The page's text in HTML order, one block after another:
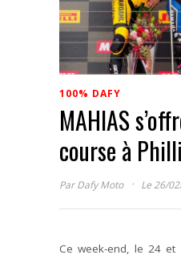
100% DAFY
MAHIAS
course à
ParDafy Moto · Le 26/
Ce week-end, le 24